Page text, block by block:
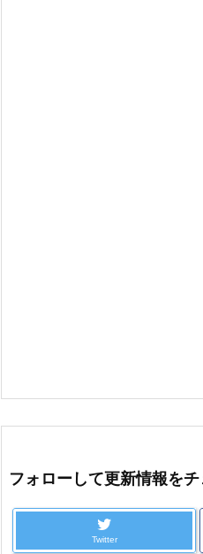
フォローして更新情報をチ
Twitter